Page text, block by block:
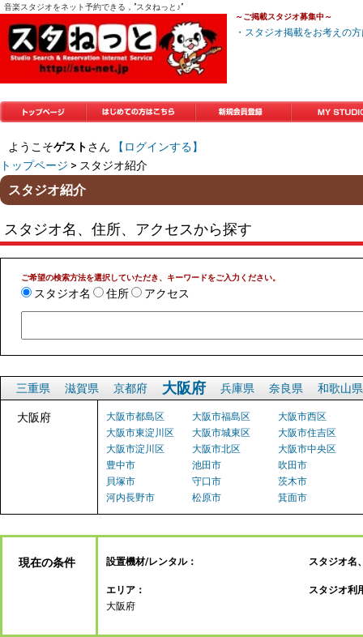
音楽スタジオをネット予約できる，”スタねっと♪”
～ご掲載スタジオ募集中～
・スタジオ掲載をお考えの
トップページ
はじめての方はこち
ら
新規会員登録
ようこそゲストさん
【ログインする】
トップページ > スタジオ紹介
スタジオ紹介
スタジオ名、住所、アクセスから探す
ご希望の検索方法を選択していただき、キーワードをご入力ください。
スタジオ名 住所 アクセス
三重県 滋賀県 京都府 大阪府 兵庫県 奈良県 和歌山県
大阪府 大阪市都島区 大阪市福島区
大阪市西区
大阪市東淀川区
大阪市城東区
大阪市住吉区
大阪市淀川区
大阪市北区
大阪市中央区
豊中市
池田市
吹田市
貝塚市
守口市
茨木市
河内長野市
松原市 箕面市
現在の条件 設置機材/レンタル：
エリア：
大阪府
スタジオ名
スタジオ利